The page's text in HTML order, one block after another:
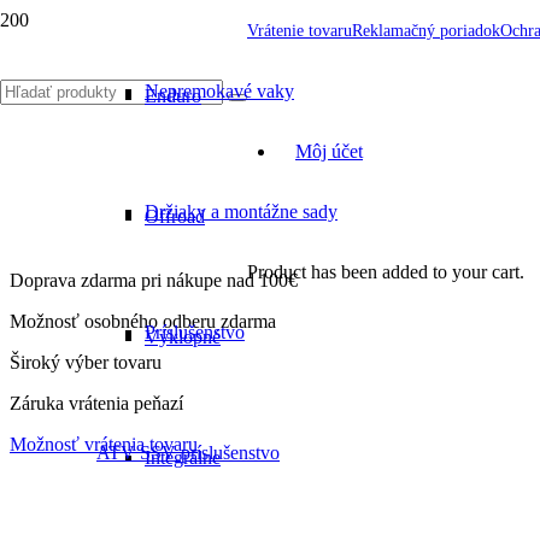
Vrátenie tovaruReklamačný poriadok
Môj účet
Product has been added to your cart.
Enduro
Offroad
Výklopné
Integrálne
Nepremokavé vaky
Držiaky a montážne sady
Príslušenstvo
ATV SSV príslušenstvo
Doprava zdarma pri nákupe nad 100€
Možnosť osobného odberu zdarma
Široký výber tovaru
Záruka vrátenia peňazí
Možnosť vrátenia tovaru